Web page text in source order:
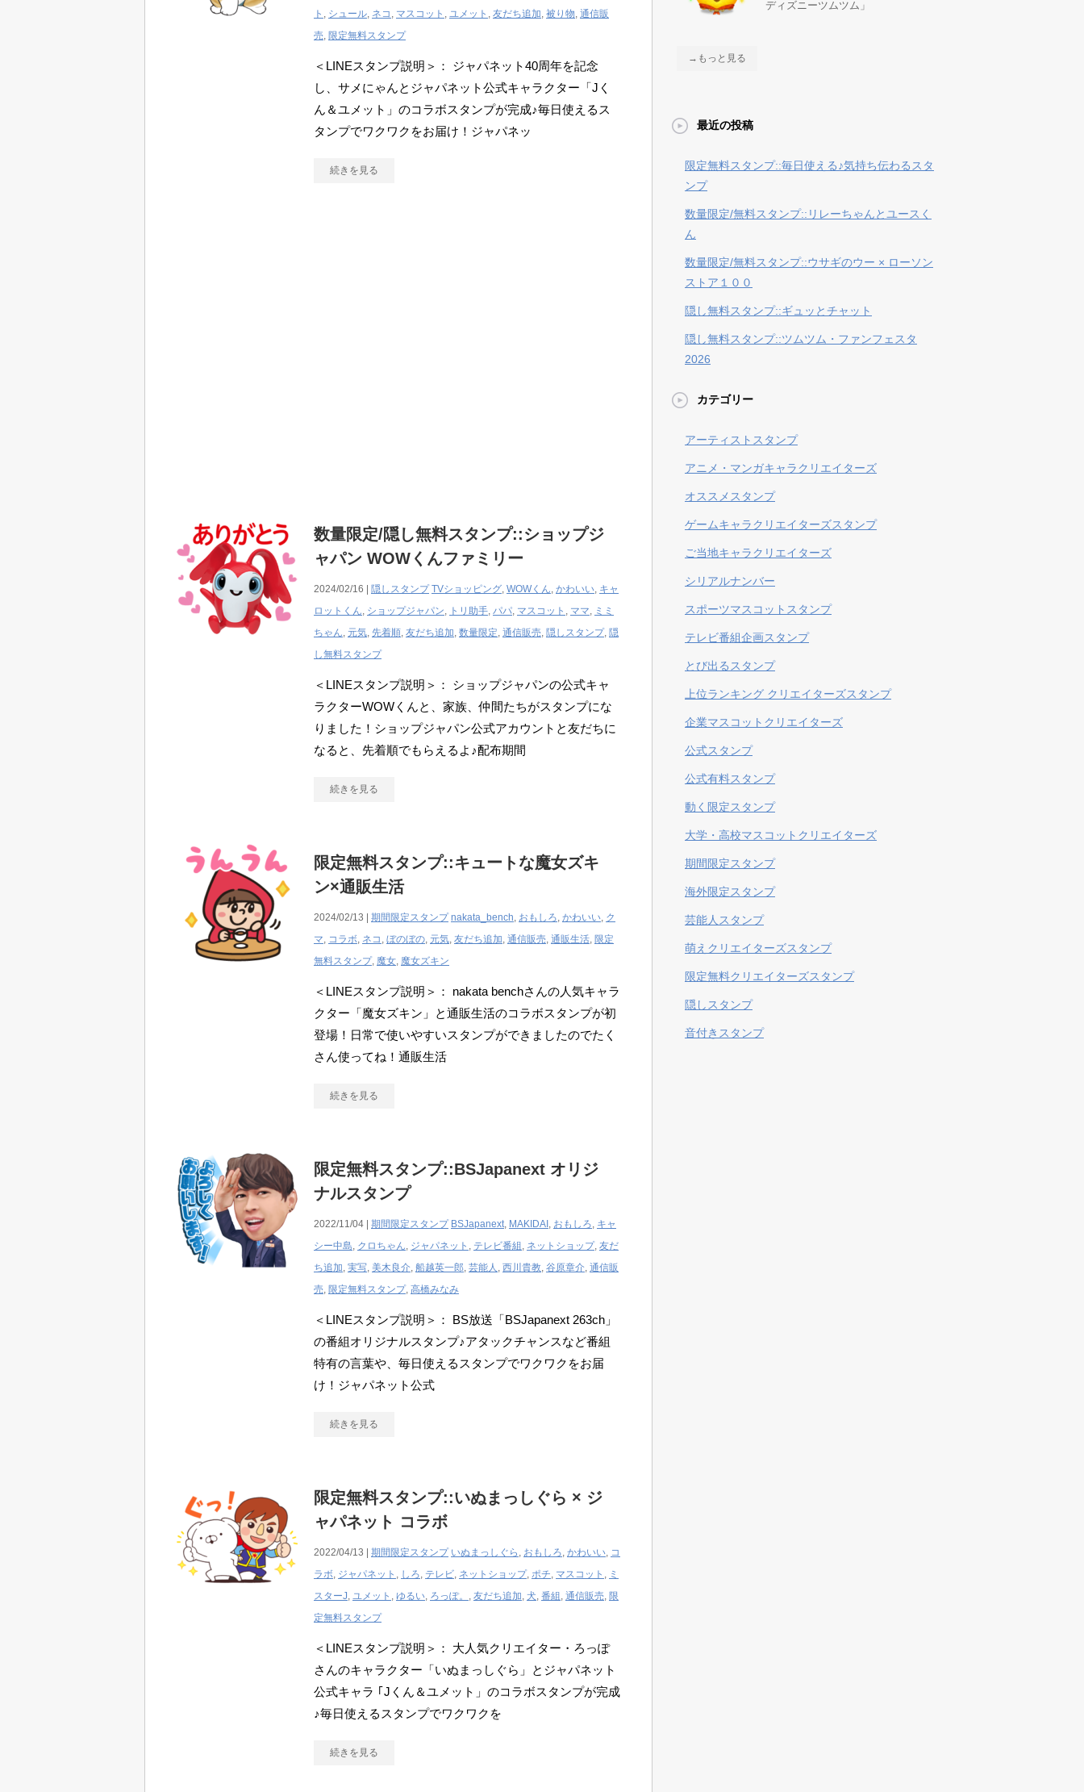
ト , シュール, ネコ , マスコット , ユメット , 友だち追加, 被り物, 通信販
売, 限定無料スタンプ
＜LINEスタンプ説明＞： ジャパネット40周年を記念
し、サメにゃんとジャパネット公式キャラクター「Jく
ん＆ユメット」のコラボスタンプが完成♪毎日使えるス
タンプでワクワクをお届け！ジャパネッ
続きを見る
数量限定/隠し無料スタンプ::ショップジ
ャパン WOWくんファミリー
2024/02/16 | 隠しスタンプ TVショッピング, WOWくん, かわいい, キャ
ロットくん, ショップジャパン, トリ助手, パパ, マスコット , ママ, ミミ
ちゃん, 元気, 先着順, 友だち追加, 数量限定, 通信販売, 隠しスタンプ, 隠
し無料スタンプ
＜LINEスタンプ説明＞： ショップジャパンの公式キャ
ラクターWOWくんと、家族、仲間たちがスタンプにな
りました！ショップジャパン公式アカウントと友だちに
なると、先着順でもらえるよ♪配布期間
続きを見る
限定無料スタンプ::キュートな魔女ズキ
ン×通販生活
2024/02/13 | 期間限定スタンプ nakata_bench, おもしろ, かわいい, ク
マ, コラボ, ネコ , ぼのぼの, 元気, 友だち追加, 通信販売, 通販生活, 限定
無料スタンプ, 魔女, 魔女ズキン
＜LINEスタンプ説明＞： nakata benchさんの人気キャラ
クター「魔女ズキン」と通販生活のコラボスタンプが初
登場！日常で使いやすいスタンプができましたのでたく
さん使ってね！通販生活
続きを見る
限定無料スタンプ::BSJapanext オリジ
ナルスタンプ
2022/11/04 | 期間限定スタンプ BSJapanext, MAKIDAI , おもしろ, キャ
シー中島, クロちゃん, ジャパネット , テレビ番組 , ネットショップ, 友だ
ち追加, 実写, 美木良介, 船越英一郎, 芸能人 , 西川貴教, 谷原章介, 通信販
売, 限定無料スタンプ, 高橋みなみ
＜LINEスタンプ説明＞： BS放送「BSJapanext 263ch」
の番組オリジナルスタンプ♪アタックチャンスなど番組
特有の言葉や、毎日使えるスタンプでワクワクをお届
け！ジャパネット公式
続きを見る
限定無料スタンプ::いぬまっしぐら × ジ
ャパネット コラボ
2022/04/13 | 期間限定スタンプ いぬまっしぐら , おもしろ, かわいい, コ
ラボ, ジャパネット , しろ, テレビ, ネットショップ, ポチ, マスコット , ミ
スターJ, ユメット , ゆるい, ろっぽ。 , 友だち追加, 犬, 番組 , 通信販売, 限
定無料スタンプ
＜LINEスタンプ説明＞： 大人気クリエイター・ろっぽ
さんのキャラクター「いぬまっしぐら」とジャパネット
公式キャラ ｢Jくん＆ユメット」のコラボスタンプが完成
♪毎日使えるスタンプでワクワクを
続きを見る
ディズニーツムツム」
→もっと見る
最近の投稿
限定無料スタンプ::毎日使える♪気持ち伝わるスタ
ンプ
数量限定/無料スタンプ::リレーちゃんとユースく
ん
数量限定/無料スタンプ::ウサギのウー × ローソン
ストア１００
隠し無料スタンプ::ギュッとチャット
隠し無料スタンプ::ツムツム・ファンフェスタ
2026
カテゴリー
アーティストスタンプ
アニメ・マンガキャラクリエイターズ
オススメスタンプ
ゲームキャラクリエイターズスタンプ
ご当地キャラクリエイターズ
シリアルナンバー
スポーツマスコットスタンプ
テレビ番組企画スタンプ
とび出るスタンプ
上位ランキング クリエイターズスタンプ
企業マスコットクリエイターズ
公式スタンプ
公式有料スタンプ
動く限定スタンプ
大学・高校マスコットクリエイターズ
期間限定スタンプ
海外限定スタンプ
芸能人スタンプ
萌えクリエイターズスタンプ
限定無料クリエイターズスタンプ
隠しスタンプ
音付きスタンプ